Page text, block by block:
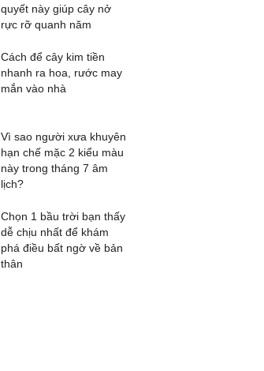
quyết này giúp cây nở
rực rỡ quanh năm
Cách để cây kim tiền
nhanh ra hoa, rước may
mắn vào nhà
Vì sao người xưa khuyên
hạn chế mặc 2 kiểu màu
này trong tháng 7 âm
lịch?
Chọn 1 bầu trời bạn thấy
dễ chịu nhất để khám
phá điều bất ngờ về bản
thân